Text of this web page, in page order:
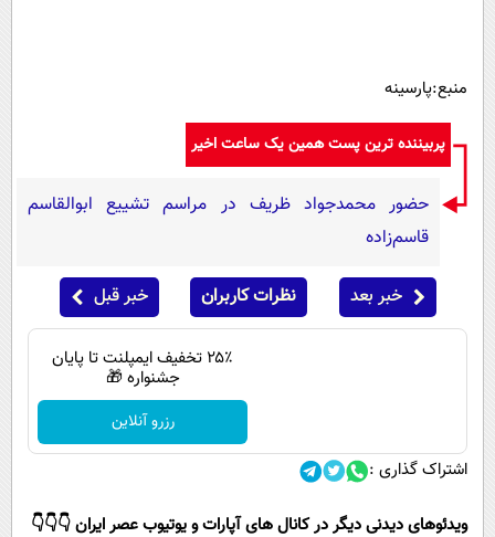
منبع:پارسینه
پربیننده ترین پست همین یک ساعت اخیر
حضور محمدجواد ظریف در مراسم تشییع ابوالقاسم
قاسم‌زاده
خبر بعد نظرات کاربران خبر قبل
۲۵٪ تخفیف ایمپلنت تا پایان
جشنواره 🎁
رزرو آنلاین
اشتراک گذاری :
ویدئوهای دیدنی دیگر در کانال های آپارات و یوتیوب عصر ایران 👇👇👇